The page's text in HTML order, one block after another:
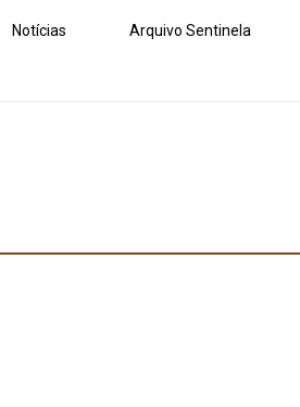
Notícias Arquivo Sentinela